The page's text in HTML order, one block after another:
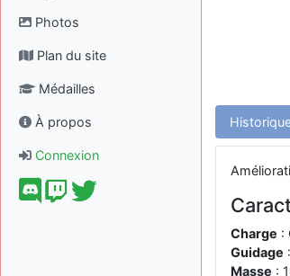
Photos
Plan du site
Médailles
À propos
Connexion
Charge :
Guidage
Masse :